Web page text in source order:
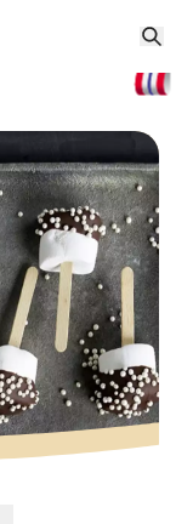
0.0. Click to rate.